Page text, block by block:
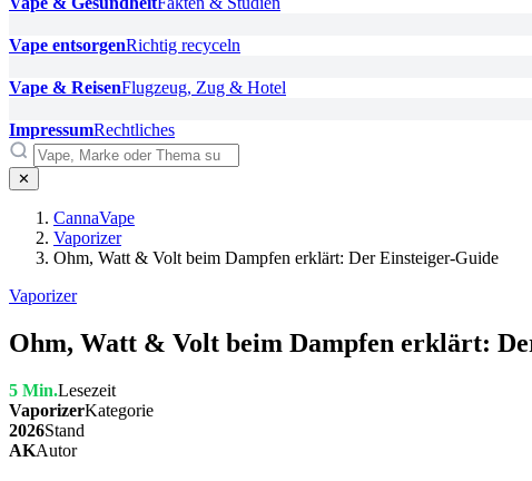
Vape entsorgenRichtig recyceln
Vape & ReisenFlugzeug, Zug & Hotel
ImpressumRechtliches
✕
CannaVape
Vaporizer
Ohm, Watt & Volt beim Dampfen erklärt: Der Einsteiger-Guide
Vaporizer
Ohm, Watt & Volt beim Dampfen erklärt:
5 Min.Lesezeit
VaporizerKategorie
2026Stand
AKAutor